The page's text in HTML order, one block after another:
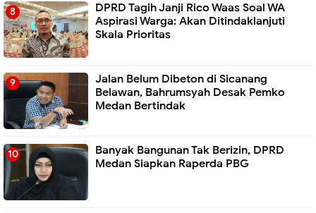
DPRD Tagih Janji Rico Waas Soal WA
Aspirasi Warga: Akan Ditindaklanjuti
Skala Prioritas
Jalan Belum Dibeton di Sicanang
Belawan, Bahrumsyah Desak Pemko
Medan Bertindak
Banyak Bangunan Tak Berizin, DPRD
Medan Siapkan Raperda PBG